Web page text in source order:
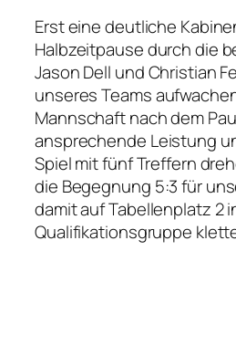
Erst eine deutliche
Halbzeitpause durch die
Jason Dell und Christian
unseres Teams
Mannschaft nach dem
ansprechende Leistung
Spiel mit fünf Treffern
die Begegnung 5:3 für
damit auf Tabellenplatz 2
Qualifikationsgruppe